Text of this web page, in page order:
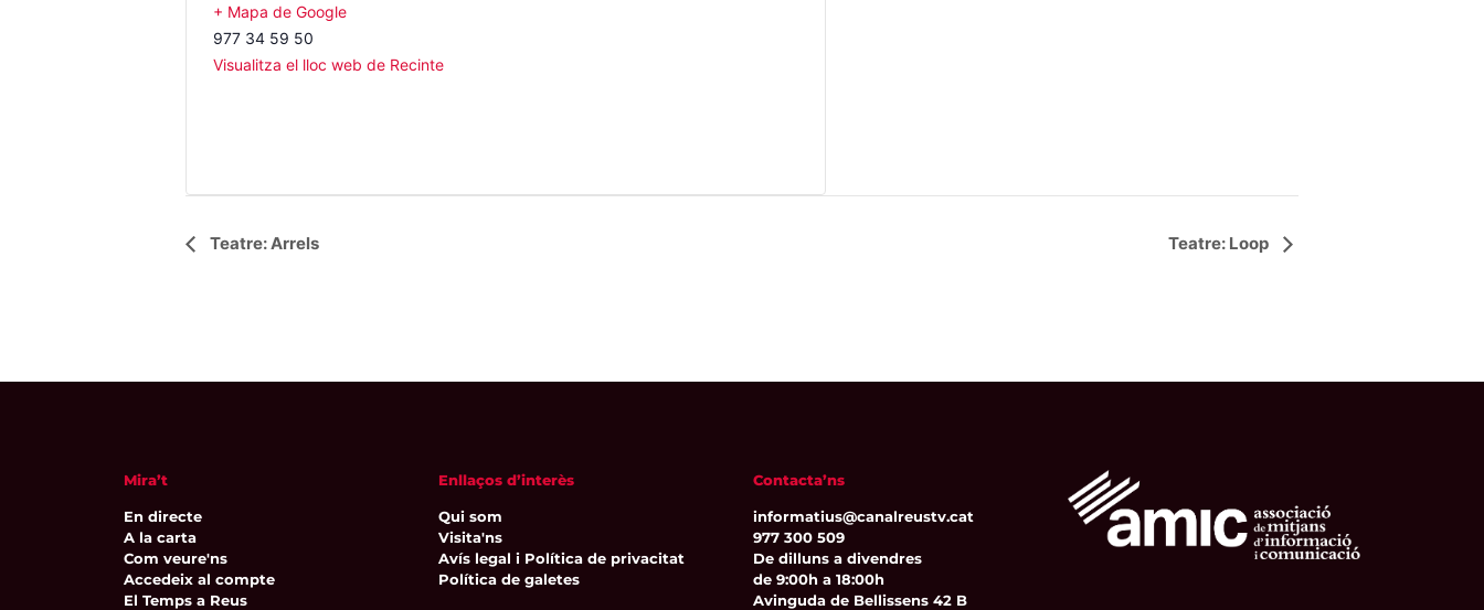
+ Mapa de Google
977 34 59 50
Visualitza el lloc web de Recinte
Navegació
Teatre: Arrels Teatre: Loop
Mira’t
En directe
A la carta
Com veure'ns
Accedeix al compte
El Temps a Reus
Enllaços d’interès
Qui som
Visita'ns
Avís legal i Política de privacitat
Política de galetes
Contacta’ns
informatius@canalreustv.cat
977 300 509
De dilluns a divendres
de 9:00h a 18:00h
Avinguda de Bellissens 42 B